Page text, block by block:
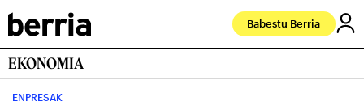
Babestu Berria
EKONOMIA
ENPRESAK